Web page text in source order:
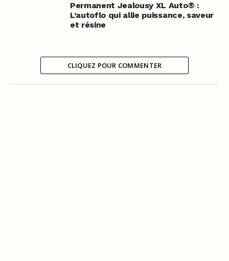
Permanent Jealousy XL Auto® :
L’autoflo qui allie puissance, saveur
et résine
CLIQUEZ POUR COMMENTER